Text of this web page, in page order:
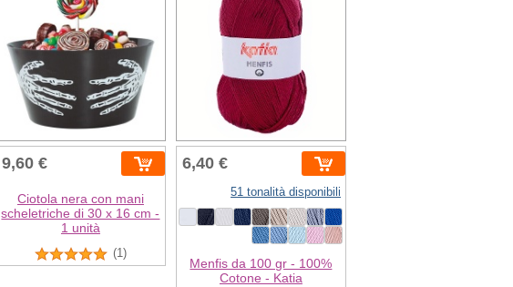
9,60 €
Ciotola nera con mani
scheletriche di 30 x 16 cm -
1 unità
(1)
6,40 €
51 tonalità disponibili
Menfis da 100 gr - 100%
Cotone - Katia